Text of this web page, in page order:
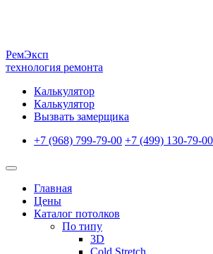
РемЭксп
технология ремонта
Калькулятор
Калькулятор
Вызвать замерщика
+7 (968) 799-79-00 +7 (499) 130-79-00
Главная
Цены
Каталог потолков
По типу
3D
Cold Stretch